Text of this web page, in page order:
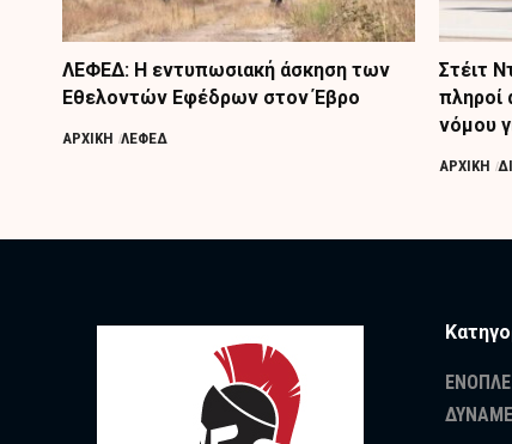
ΛΕΦΕΔ: Η εντυπωσιακή άσκηση των
Εθελοντών Εφέδρων στον Έβρο
ΑΡΧΙΚΗ ΛΕΦΕΔ
Στέιτ
πληροί
νόμου
ΑΡΧΙΚΗ